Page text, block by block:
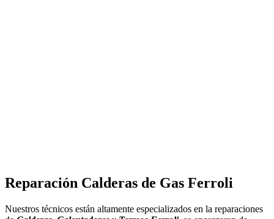
Reparación Calderas de Gas Ferroli
Nuestros técnicos están altamente especializados en la reparaciones